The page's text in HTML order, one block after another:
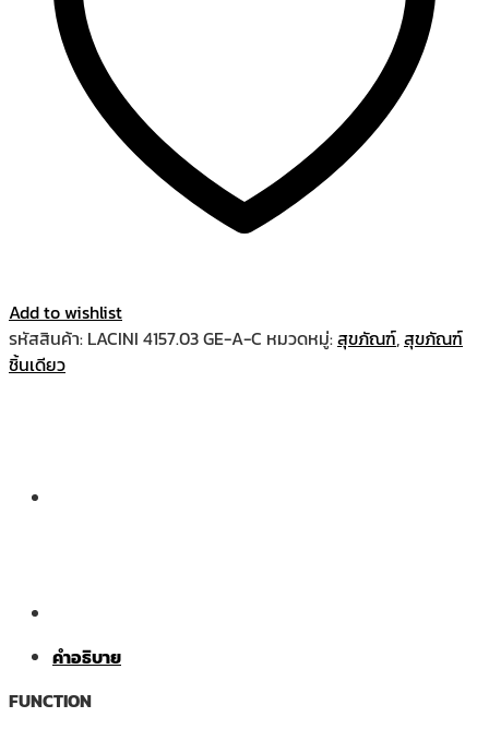
Add to wishlist
รหัสสินค้า: LACINI 4157.03 GE-A-C หมวดหมู่:สุขภัณฑ์,สุขภัณฑ์
ชิ้นเดียว
คำอธิบาย
FUNCTION